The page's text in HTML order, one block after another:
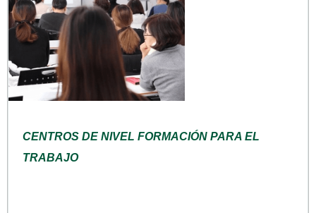
CENTROS DE NIVEL FORMACIÓN PARA EL
TRABAJO